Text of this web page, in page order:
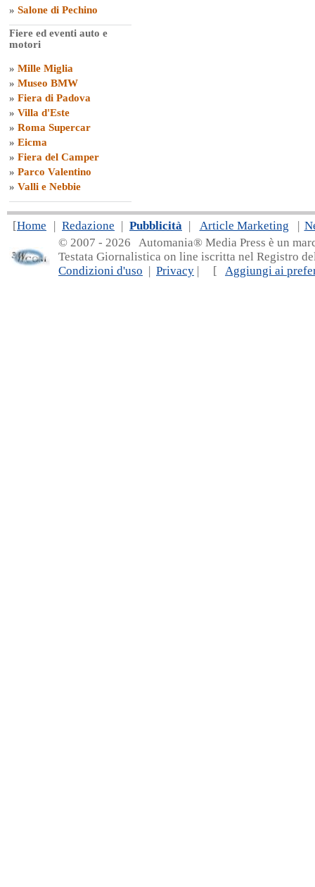
» Salone di Pechino
Fiere ed eventi auto e
motori
» Mille Miglia
» Museo BMW
» Fiera di Padova
» Villa d'Este
» Roma Supercar
» Eicma
» Fiera del Camper
» Parco Valentino
» Valli e Nebbie
[Home | Redazione | Pubblicità | Article Marketing |
© 2007 - 2026 Automania® Media Press è un
Testata Giornalistica on line iscritta nel Registro
Condizioni d'uso | Privacy | [ Aggiungi ai